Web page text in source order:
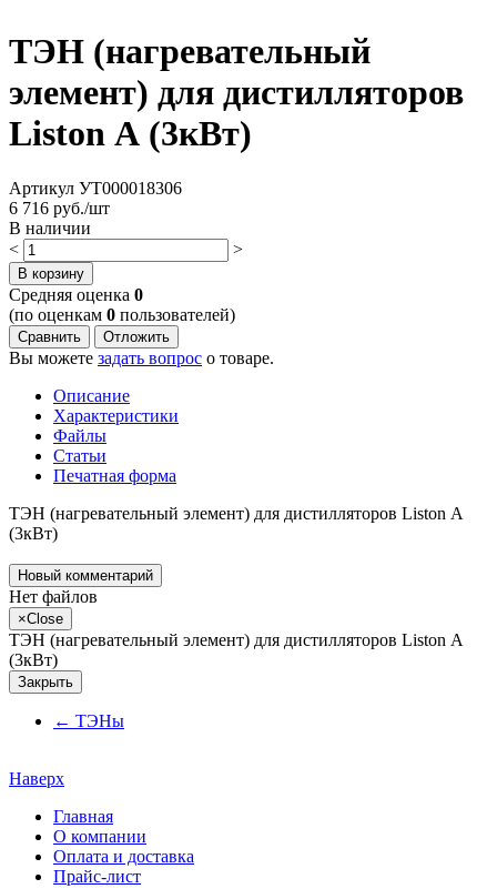
ТЭН (нагревательный
элемент) для дистилляторов
Liston А (3кВт)
Артикул УТ000018306
6 716 руб./шт
В наличии
<
>
В корзину
Cредняя оценка 0
(по оценкам 0 пользователей)
Сравнить Отложить
Вы можете задать вопрос о товаре.
Описание
Характеристики
Файлы
Статьи
Печатная форма
ТЭН (нагревательный элемент) для дистилляторов Liston А
(3кВт)
Новый комментарий
Нет файлов
×Close
ТЭН (нагревательный элемент) для дистилляторов Liston А
(3кВт)
Закрыть
← ТЭНы
Наверх
Главная
О компании
Оплата и доставка
Прайс-лист